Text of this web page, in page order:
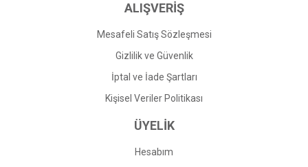
ALIŞVERİŞ
Mesafeli Satış Sözleşmesi
Gizlilik ve Güvenlik
İptal ve İade Şartları
Kişisel Veriler Politikası
ÜYELİK
Hesabım